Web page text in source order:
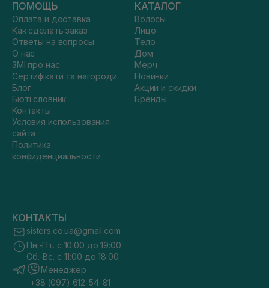
ПОМОЩЬ
Оплата и доставка
Как сделать заказ
Ответы на вопросы
О нас
ЗМІ про нас
Сертифікати та нагороди
Блог
Бюті словник
Контакты
Условия использования
сайта
Политика
конфиденциальности
КАТАЛОГ
Волосы
Лицо
Тело
Дом
Мерч
Новинки
Акции и скидки
Бренды
КОНТАКТЫ
sisters.co.ua@gmail.com
Пн.-Пт. с 10:00 до 19:00
Сб.-Вс. с 11:00 до 18:00
Менеджер
+38 (097) 612-54-81